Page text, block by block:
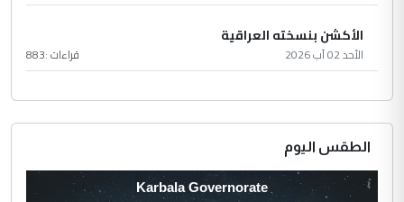
الأكشن بنسخته العراقية
الأحد 02 آب 2026 قراءات :883
الطقس اليوم
Karbala Governorate